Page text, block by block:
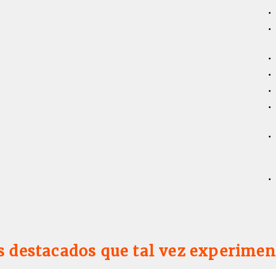
destacados que tal vez